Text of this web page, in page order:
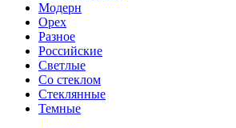
Модерн
Орех
Разное
Российские
Светлые
Со стеклом
Стеклянные
Темные